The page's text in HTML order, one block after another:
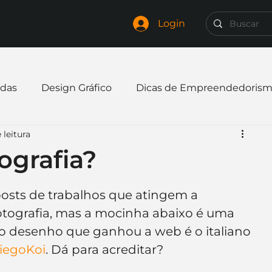
Login
Design Gráfico Dicas de
negócio
Curiosidades Frases Logotipo
leitura
de trabalhos que atingem a
mas a mocinha abaixo é uma
desenho que ganhou a web é o italiano
. Dá para acreditar?